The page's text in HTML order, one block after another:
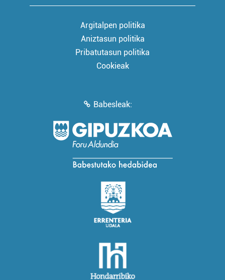
Argitalpen politika
Aniztasun politika
Pribatutasun politika
Cookieak
Babesleak: